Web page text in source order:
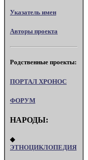
Указатель имен
Авторы проекта
Родственные проекты:
ПОРТАЛ XPOHOC
ФОРУМ
НАРОДЫ:
◆
ЭТНОЦИКЛОПЕДИЯ